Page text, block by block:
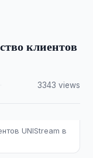
клиентов
3343 views
UNIStream в